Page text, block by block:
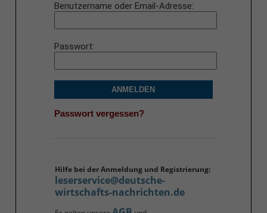
Benutzername oder Email-Adresse
Passwort
ANMELDEN
Passwort vergessen?
Hilfe bei der Anmeldung und Registrierung:
leserservice@deutsche-
wirtschafts-nachrichten.de